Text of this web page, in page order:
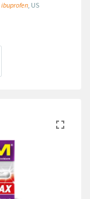
ibuprofen, US